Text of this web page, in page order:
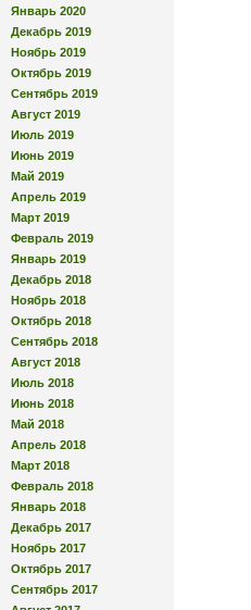
Январь 2020
Декабрь 2019
Ноябрь 2019
Октябрь 2019
Сентябрь 2019
Август 2019
Июль 2019
Июнь 2019
Май 2019
Апрель 2019
Март 2019
Февраль 2019
Январь 2019
Декабрь 2018
Ноябрь 2018
Октябрь 2018
Сентябрь 2018
Август 2018
Июль 2018
Июнь 2018
Май 2018
Апрель 2018
Март 2018
Февраль 2018
Январь 2018
Декабрь 2017
Ноябрь 2017
Октябрь 2017
Сентябрь 2017